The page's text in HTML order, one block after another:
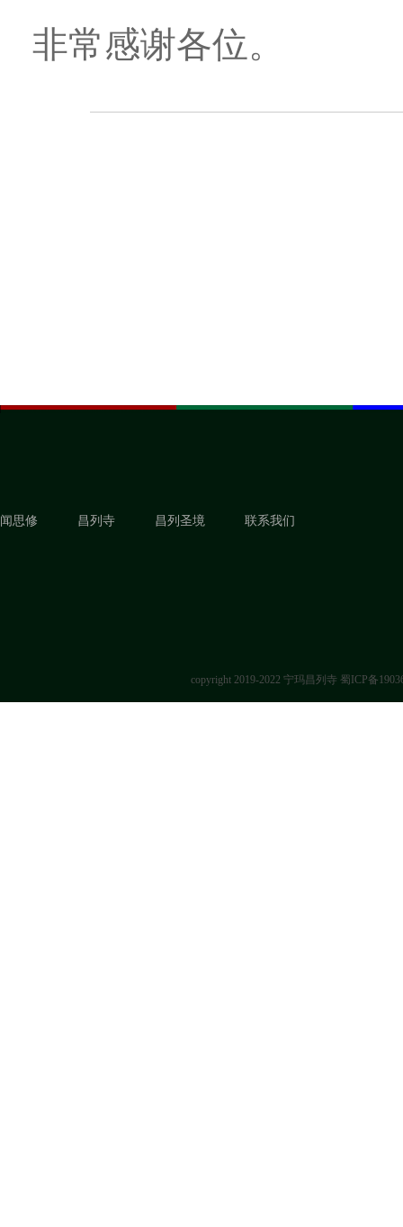
非常感谢各位。
闻思修 昌列寺 昌列圣境 联系我们
copyright 2019-2022 宁玛昌列寺 蜀ICP备